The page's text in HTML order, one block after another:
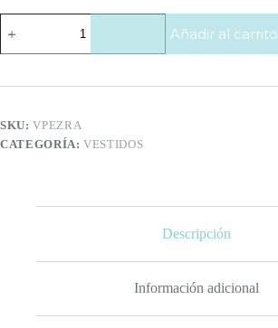
Ezra
cantidad
Añadir al carrito
SKU:VPEZRA
CATEGORÍA:VESTIDOS
Descripción
Información adicional